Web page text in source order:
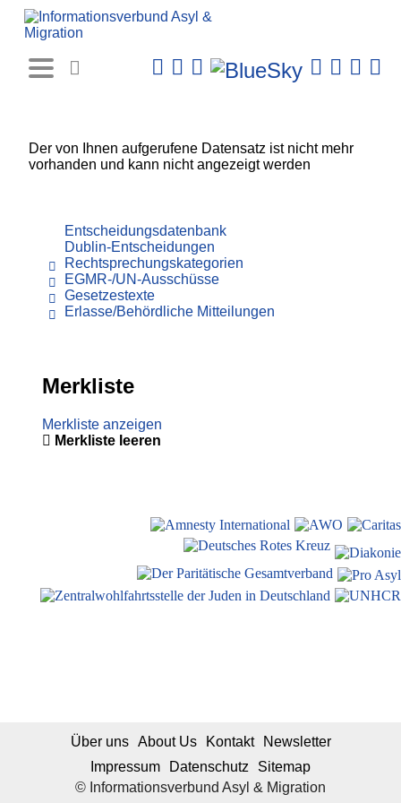
Der von Ihnen aufgerufene Datensatz ist nicht mehr
vorhanden und kann nicht angezeigt werden
Entscheidungsdatenbank
Dublin-Entscheidungen
Rechtsprechungskategorien
EGMR-/UN-Ausschüsse
Gesetzestexte
Erlasse/Behördliche Mitteilungen
Merkliste
Merkliste anzeigen
Merkliste leeren
© Informationsverbund Asyl & Migration
Über uns About Us Kontakt
Newsletter
Impressum
Datenschutz Sitemap